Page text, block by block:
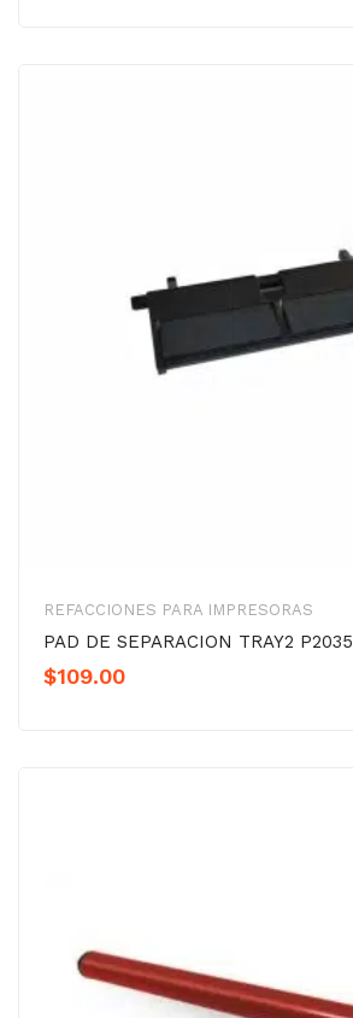
REFACCIONES PARA IMPRESORAS
PAD DE SEPARACION TRAY2 P2035
$109.00